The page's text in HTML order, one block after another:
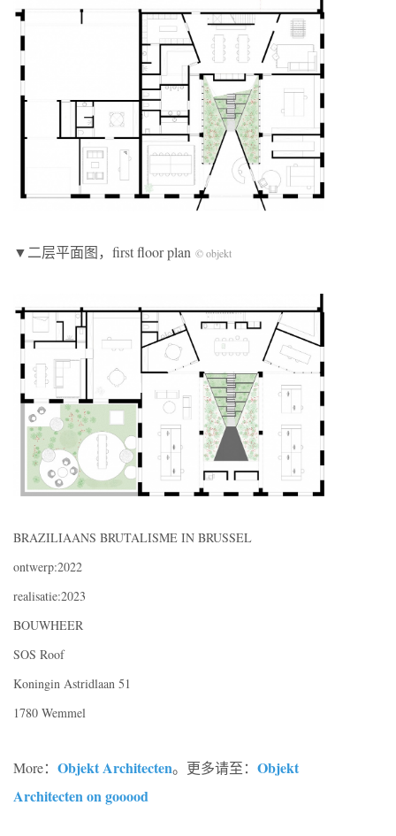
▼二层平面图，first floor plan © objekt
BRAZILIAANS BRUTALISME IN BRUSSEL
ontwerp:2022
realisatie:2023
BOUWHEER
SOS Roof
Koningin Astridlaan 51
1780 Wemmel
More： Objekt Architecten。更多请至： Objekt
Architecten on gooood